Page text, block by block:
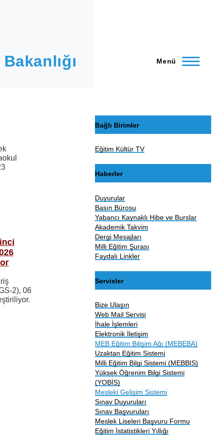
Menü
2), 06
Bağlı Birimler
Eğitim Kültür TV
Haberler
Duyurular
Basın Bürosu
Yabancı Kaynaklı Hibe ve Burslar
Akademik Takvim
Dergi Mesajları
Milli Eğitim Şurası
Faydalı Linkler
Servisler
Bize Ulaşın
Web Mail Servisi
İhale İşlemleri
Elektronik İletişim
MEB Eğitim Bilişim Ağı (MEBEBA)
Uzaktan Eğitim Sistemi
Milli Eğitim Bilgi Sistemi (MEBBIS)
Yüksek Öğrenim Bilgi Sistemi
(YOBİS)
Mesleki Gelişim Sistemi
Sınav Duyuruları
Sınav Başvuruları
Meslek Liseleri Başvuru Formu
Eğitim İstatistikleri Yıllığı